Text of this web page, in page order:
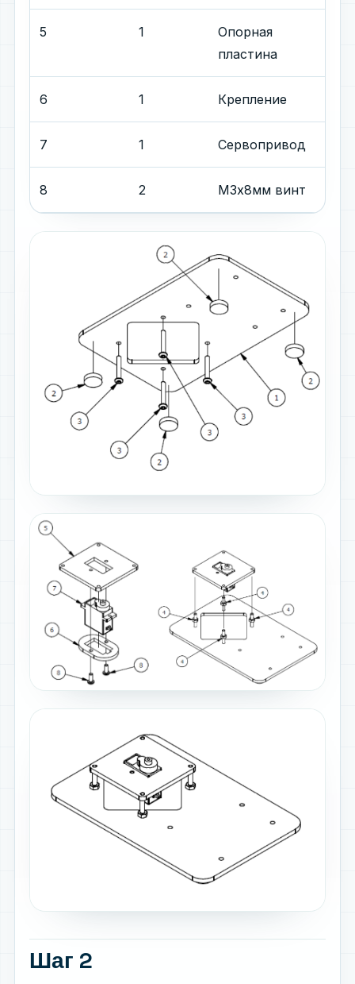
5 1
Опорная
пластина
6 1 Крепление
7 1 Сервопривод
8 2 М3x8мм винт
Шаг 2